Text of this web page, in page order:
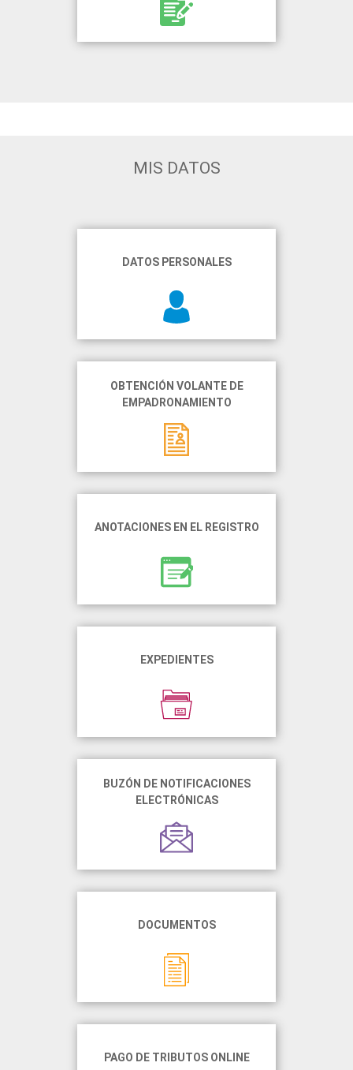
MIS DATOS
DATOS PERSONALES
OBTENCIÓN VOLANTE DE
EMPADRONAMIENTO
ANOTACIONES EN EL REGISTRO
EXPEDIENTES
BUZÓN DE NOTIFICACIONES
ELECTRÓNICAS
DOCUMENTOS
PAGO DE TRIBUTOS ONLINE